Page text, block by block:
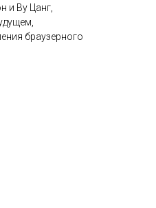
и Ву Цанг,
браузерного